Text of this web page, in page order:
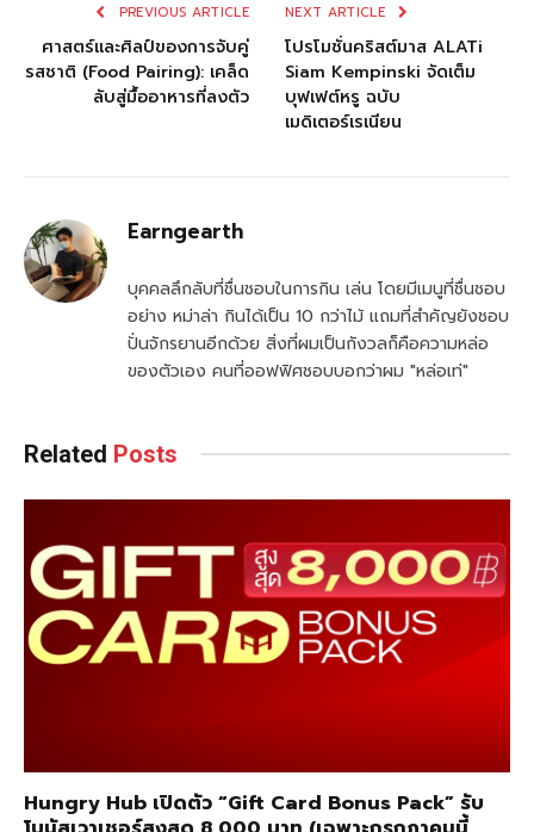
PREVIOUS ARTICLE
ศาสตร์และศิลป์ของการจับคู่
รสชาติ (Food Pairing): เคล็ด
ลับสู่มื้ออาหารที่ลงตัว
NEXT ARTICLE
โปรโมชั่นคริสต์มาส ALATi
Siam Kempinski จัดเต็ม
บุฟเฟต์หรู ฉบับ
เมดิเตอร์เรเนียน
Earngearth
บุคคลลึกลับที่ชื่นชอบในการกิน เล่น โดยมีเมนูที่ชื่นชอบ
อย่าง หม่าล่า กินได้เป็น 10 กว่าไม้ แถมที่สำคัญยังชอบ
ปั่นจักรยานอีกด้วย สิ่งที่ผมเป็นกังวลก็คือความหล่อ
ของตัวเอง คนที่ออฟฟิศชอบบอกว่าผม "หล่อเท่"
Related Posts
Hungry Hub เปิดตัว “Gift Card Bonus Pack” รับ